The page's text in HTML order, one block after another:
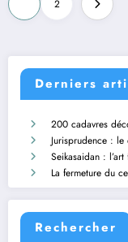
des
publications
2
Derniers
200 cadavres
Jurisprudence :
Seikasaidan :
La fermeture du
Rechercher